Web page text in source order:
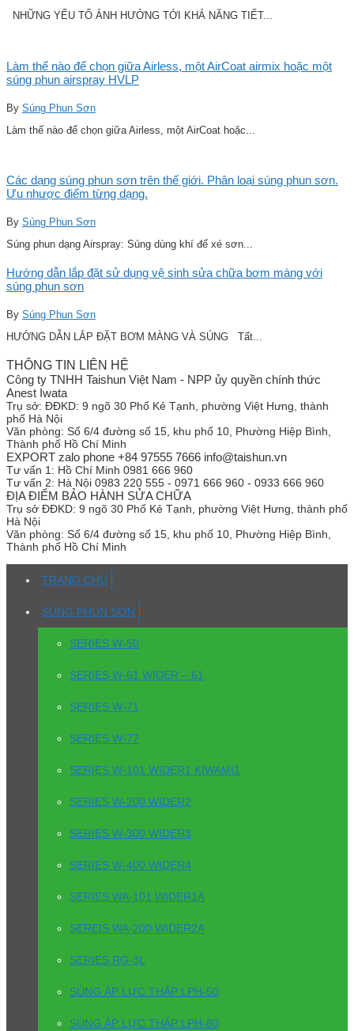
NHỮNG YẾU TỐ ẢNH HƯỞNG TỚI KHẢ NĂNG TIẾT...
Làm thế nào để chọn giữa Airless, một AirCoat airmix hoặc một
súng phun airspray HVLP
By Súng Phun Sơn
Làm thế nào để chọn giữa Airless, một AirCoat hoặc...
Các dạng súng phun sơn trên thế giới. Phân loại súng phun sơn.
Ưu nhược điểm từng dạng.
By Súng Phun Sơn
Súng phun dạng Airspray: Súng dùng khí để xé sơn...
Hướng dẫn lắp đặt sử dụng vệ sinh sửa chữa bơm màng với
súng phun sơn
By Súng Phun Sơn
HƯỚNG DẪN LẮP ĐẶT BƠM MÀNG VÀ SÚNG Tất...
THÔNG TIN LIÊN HỆ
Công ty TNHH Taishun Việt Nam - NPP ủy quyền chính thức
Anest Iwata
Trụ sở: ĐĐKD: 9 ngõ 30 Phố Kẻ Tạnh, phường Việt Hưng, thành
phố Hà Nội
Văn phòng: Số 6/4 đường số 15, khu phố 10, Phường Hiệp Bình,
Thành phố Hồ Chí Minh
EXPORT zalo phone +84 97555 7666 info@taishun.vn
Tư vấn 1: Hồ Chí Minh 0981 666 960
Tư vấn 2: Hà Nội 0983 220 555 - 0971 666 960 - 0933 666 960
ĐỊA ĐIỂM BẢO HÀNH SỬA CHỮA
Trụ sở ĐĐKD: 9 ngõ 30 Phố Kẻ Tạnh, phường Việt Hưng, thành phố
Hà Nội
Văn phòng: Số 6/4 đường số 15, khu phố 10, Phường Hiệp Bình,
Thành phố Hồ Chí Minh
TRANG CHỦ
SÚNG PHUN SƠN
SERIES W-50
SERIES W-61 WIDER – 61
SERIES W-71
SERIES W-77
SERIES W-101 WIDER1 KIWAMI1
SERIES W-200 WIDER2
SERIES W-300 WIDER3
SERIES W-400 WIDER4
SERIES WA-101 WIDER1A
SEREIS WA-200 WIDER2A
SERIES RG-3L
SÚNG ÁP LỰC THẤP LPH-50
SÚNG ÁP LỰC THẤP LPH-80